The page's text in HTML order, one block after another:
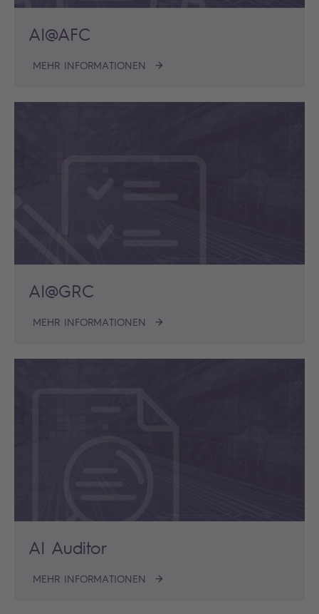
AI@AFC
MEHR INFORMATIONEN
AI@GRC
MEHR INFORMATIONEN
AI Auditor
MEHR INFORMATIONEN